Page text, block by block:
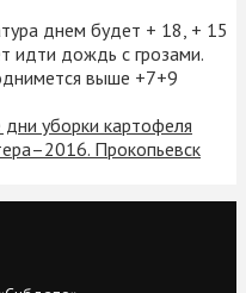
днем будет + 18, + 15
идти дождь с грозами.
выше +7+9
уборки картофеля
Прокопьевск